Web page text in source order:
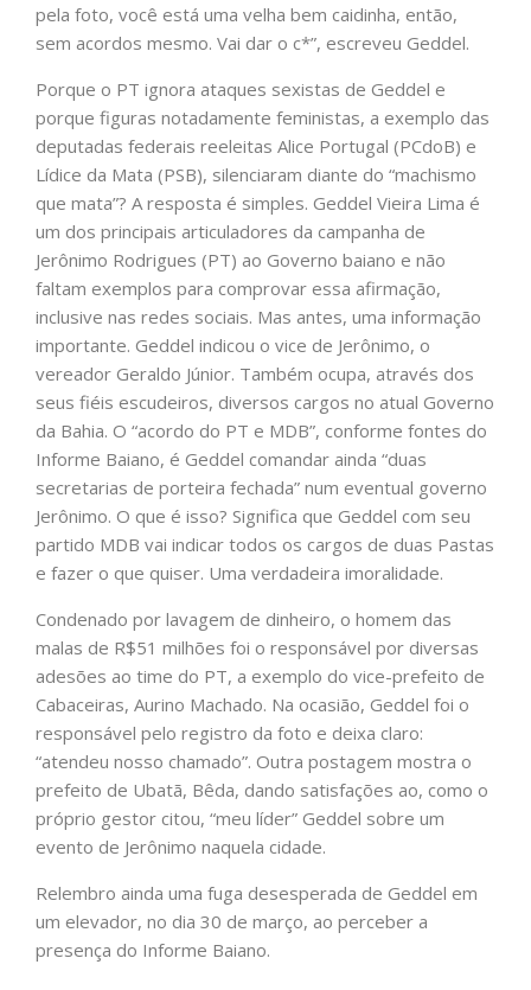
pela foto, você está uma velha bem caidinha, então,
sem acordos mesmo. Vai dar o c*”, escreveu Geddel.
Porque o PT ignora ataques sexistas de Geddel e
porque figuras notadamente feministas, a exemplo das
deputadas federais reeleitas Alice Portugal (PCdoB) e
Lídice da Mata (PSB), silenciaram diante do “machismo
que mata”? A resposta é simples. Geddel Vieira Lima é
um dos principais articuladores da campanha de
Jerônimo Rodrigues (PT) ao Governo baiano e não
faltam exemplos para comprovar essa afirmação,
inclusive nas redes sociais. Mas antes, uma informação
importante. Geddel indicou o vice de Jerônimo, o
vereador Geraldo Júnior. Também ocupa, através dos
seus fiéis escudeiros, diversos cargos no atual Governo
da Bahia. O “acordo do PT e MDB”, conforme fontes do
Informe Baiano, é Geddel comandar ainda “duas
secretarias de porteira fechada” num eventual governo
Jerônimo. O que é isso? Significa que Geddel com seu
partido MDB vai indicar todos os cargos de duas Pastas
e fazer o que quiser. Uma verdadeira imoralidade.
Condenado por lavagem de dinheiro, o homem das
malas de R$51 milhões foi o responsável por diversas
adesões ao time do PT, a exemplo do vice-prefeito de
Cabaceiras, Aurino Machado. Na ocasião, Geddel foi o
responsável pelo registro da foto e deixa claro:
“atendeu nosso chamado”. Outra postagem mostra o
prefeito de Ubatã, Bêda, dando satisfações ao, como o
próprio gestor citou, “meu líder” Geddel sobre um
evento de Jerônimo naquela cidade.
Relembro ainda uma fuga desesperada de Geddel em
um elevador, no dia 30 de março, ao perceber a
presença do Informe Baiano.